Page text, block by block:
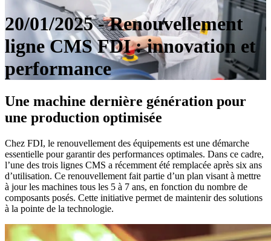
20/01/2025 - Renouvellement
ligne CMS FDI : innovation et
performance
Une machine dernière génération pour
une production optimisée
Chez FDI, le renouvellement des équipements est une démarche
essentielle pour garantir des performances optimales. Dans ce cadre,
l’une des trois lignes CMS a récemment été remplacée après six ans
d’utilisation. Ce renouvellement fait partie d’un plan visant à mettre
à jour les machines tous les 5 à 7 ans, en fonction du nombre de
composants posés. Cette initiative permet de maintenir des solutions
à la pointe de la technologie.